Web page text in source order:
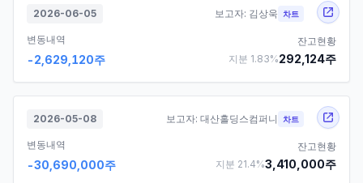
2026-06-05 보고자: 김상욱 차트
변동내역
-2,629,120주
잔고현황
지분 1.83%292,124주
2026-05-08 보고자: 대산홀딩스컴퍼니 차트
변동내역
-30,690,000주
잔고현황
지분 21.4%3,410,000주